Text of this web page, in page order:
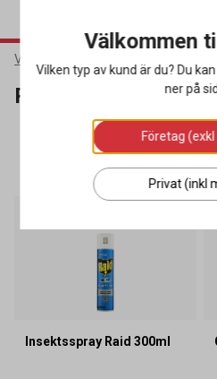
Varumärken
Raid
SORTERA
3
Insektsspray Raid 300ml
Välkommen
Vilken typ av kund är du? Du
ner på
Företag
Privat (inkl